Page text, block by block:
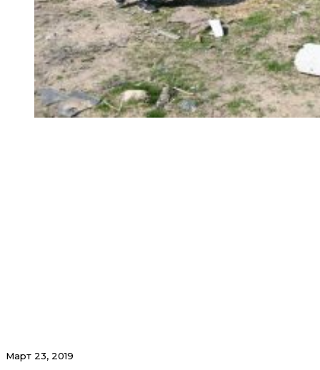
Март 23, 2019